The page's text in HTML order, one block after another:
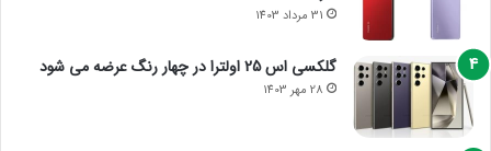
31 مرداد 1403
گلکسی اس 25 اولترا در چهار رنگ عرضه می شود
28 مهر 1403